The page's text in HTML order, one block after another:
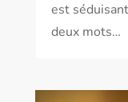
est
deux mots…